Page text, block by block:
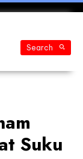
Search
Suku